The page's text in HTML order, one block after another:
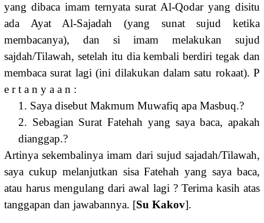
yang dibaca imam ternyata surat Al-Qodar yang disitu
ada Ayat Al-Sajadah (yang sunat sujud ketika
membacanya), dan si imam melakukan sujud
sajdah/Tilawah, setelah itu dia kembali berdiri tegak dan
membaca surat lagi (ini dilakukan dalam satu rokaat). P
e r t a n y a a n :
1. Saya disebut Makmum Muwafiq apa Masbuq.?
2. Sebagian Surat Fatehah yang saya baca, apakah
dianggap.?
Artinya sekembalinya imam dari sujud sajadah/Tilawah,
saya cukup melanjutkan sisa Fatehah yang saya baca,
atau harus mengulang dari awal lagi ? Terima kasih atas
tanggapan dan jawabannya. [Su Kakov].